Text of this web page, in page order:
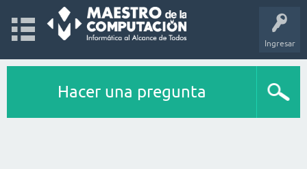
Ingresar
Hacer una pregunta